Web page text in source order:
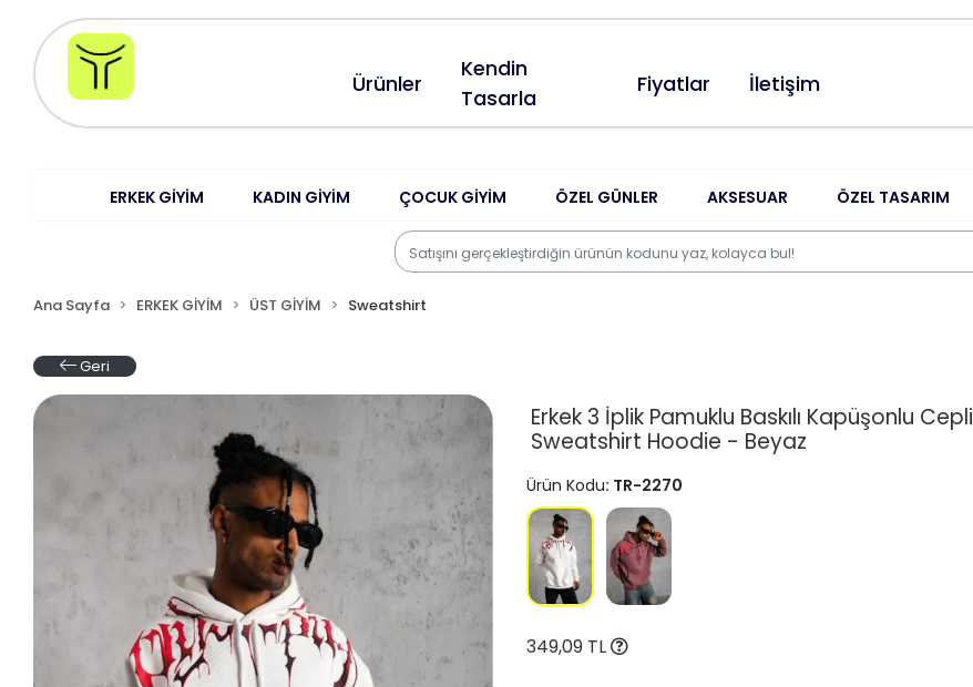
Ürünler
Kendin
Tasarla
Fiyatlar İletişim
ERKEK GİYİM KADIN GİYİM ÇOCUK GİYİM ÖZEL GÜNLER AKSESUAR ÖZEL TASARIM
Ana Sayfa ERKEK GİYİM ÜST GİYİM Sweatshirt
Geri
Erkek 3 İplik Pamuklu Baskılı Kapüşonlu Cepli
Sweatshirt Hoodie - Beyaz
Ürün Kodu: TR-2270
349,09 TL